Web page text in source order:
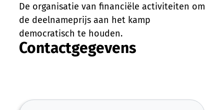
De organisatie van financiële activiteiten om
de deelnameprijs aan het kamp
democratisch te houden.
Contactgegevens